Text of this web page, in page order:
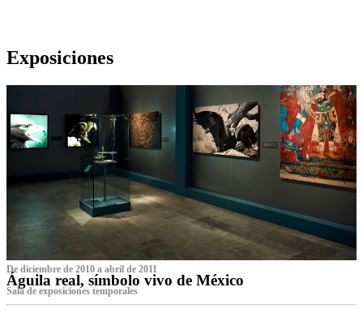
Exposiciones
De diciembre de 2010 a abril de 2011
Águila real, símbolo vivo de México
Sala de exposiciones temporales